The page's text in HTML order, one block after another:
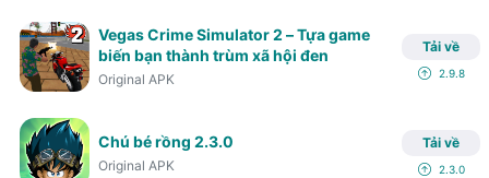
Vegas Crime Simulator 2 – Tựa game
biến bạn thành trùm xã hội đen
Original APK
Tải về
2.9.8
Chú bé rồng 2.3.0
Original APK
Tải về
2.3.0